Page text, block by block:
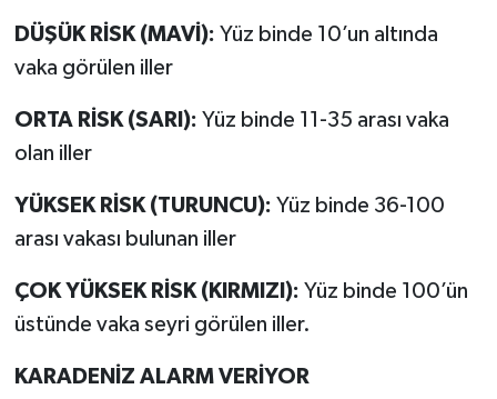
DÜŞÜK RİSK (MAVİ): Yüz binde 10’un altında
vaka görülen iller
ORTA RİSK (SARI): Yüz binde 11-35 arası vaka
olan iller
YÜKSEK RİSK (TURUNCU): Yüz binde 36-100
arası vakası bulunan iller
ÇOK YÜKSEK RİSK (KIRMIZI): Yüz binde 100’ün
üstünde vaka seyri görülen iller.
KARADENİZ ALARM VERİYOR